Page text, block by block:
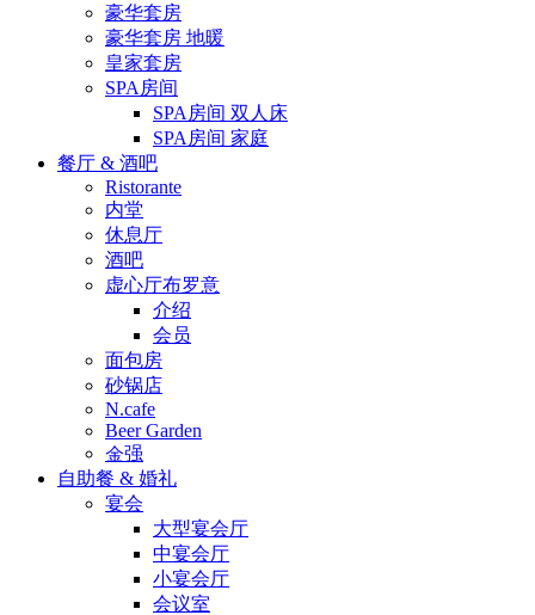
豪华套房
豪华套房 地暖
皇家套房
SPA房间
SPA房间 双人床
SPA房间 家庭
餐厅 & 酒吧
Ristorante
内堂
休息厅
酒吧
虚心厅布罗意
介绍
会员
面包房
砂锅店
N.cafe
Beer Garden
金强
自助餐 & 婚礼
宴会
大型宴会厅
中宴会厅
小宴会厅
会议室